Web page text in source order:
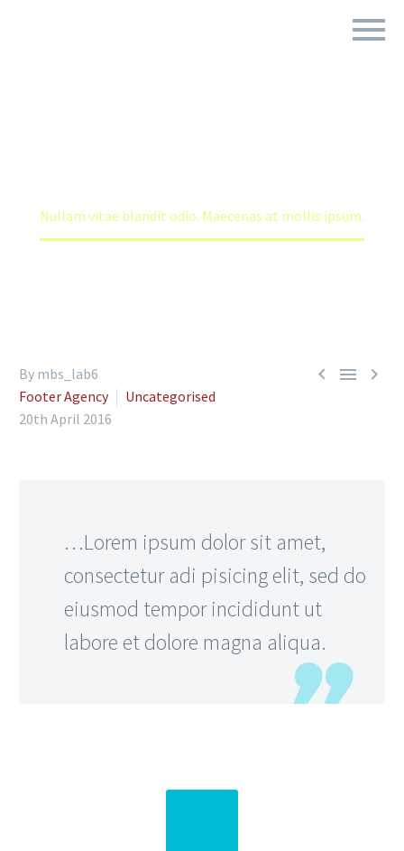
Nullam vitae blandit odio. Maecenas at mollis ipsum.
  
By mbs_lab6
Footer Agency
Uncategorised
20th April 2016
…Lorem ipsum dolor sit amet,
consectetur adi pisicing elit, sed do
eiusmod tempor incididunt ut
labore et dolore magna aliqua.